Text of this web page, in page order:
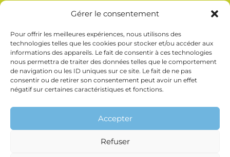
Gérer le consentement
Pour offrir les meilleures expériences, nous utilisons des
technologies telles que les cookies pour stocker et/ou accéder aux
informations des appareils. Le fait de consentir à ces technologies
nous permettra de traiter des données telles que le comportement
de navigation ou les ID uniques sur ce site. Le fait de ne pas
consentir ou de retirer son consentement peut avoir un effet
négatif sur certaines caractéristiques et fonctions.
Accepter
Refuser
PRESSE
Actualités du secteur
Espace presse
Vidéothèque
Ne manquez rien de l’actualité Phyteis !
à notre newsletter et recevez directement les